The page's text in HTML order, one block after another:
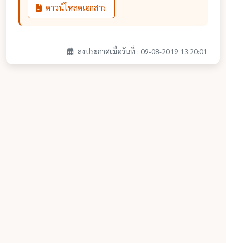
ดาวน์โหลดเอกสาร
ลงประกาศเมื่อวันที่ : 09-08-2019 13:20:01